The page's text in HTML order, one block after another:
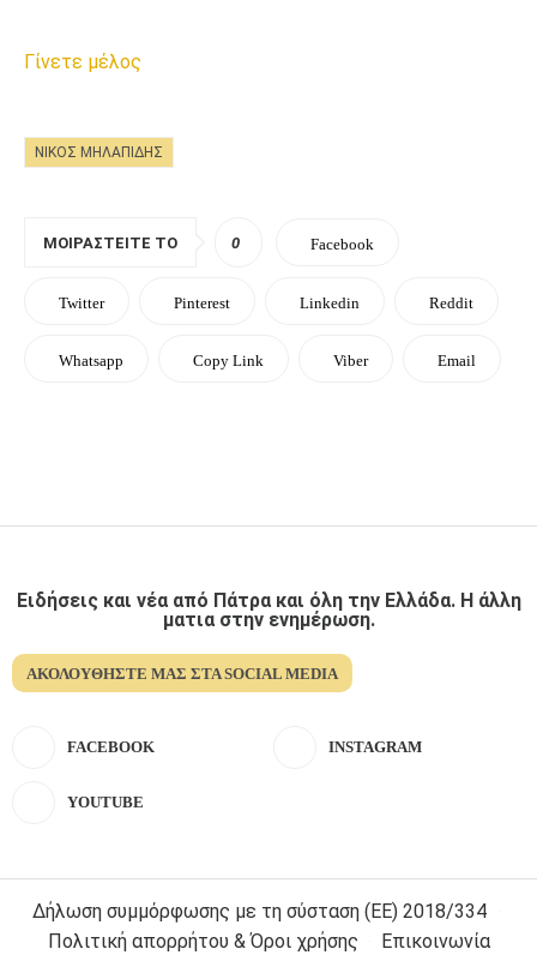
Γίνετε μέλος
ΝΊΚΟΣ ΜΗΛΑΠΊΔΗΣ
ΜΟΙΡΑΣΤΕΊΤΕ ΤΟ 0 Facebook
Twitter Pinterest Linkedin Reddit
Whatsapp Copy Link Viber Email
Ειδήσεις και νέα από Πάτρα και όλη την Ελλάδα. Η άλλη
ματια στην ενημέρωση.
ΑΚΟΛΟΥΘΉΣΤΕ ΜΑΣ ΣΤΑ SOCIAL MEDIA
FACEBOOK INSTAGRAM
YOUTUBE
Δήλωση συμμόρφωσης με τη σύσταση (ΕΕ) 2018/334
Πολιτική απορρήτου & Όροι χρήσης
Επικοινωνία